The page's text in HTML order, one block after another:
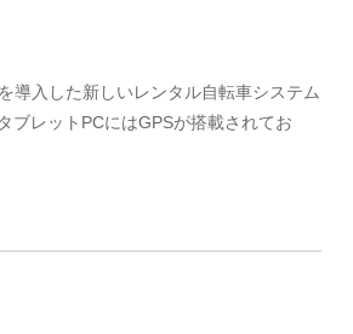
導入した新しいレンタル自転車システム
ブレットPCにはGPSが搭載されてお